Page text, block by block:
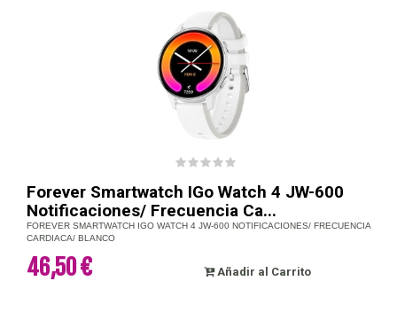
Forever Smartwatch IGo Watch 4 JW-600
Notificaciones/ Frecuencia Ca...
FOREVER SMARTWATCH IGO WATCH 4 JW-600 NOTIFICACIONES/ FRECUENCIA
CARDIACA/ BLANCO
46,50 € Añadir al Carrito